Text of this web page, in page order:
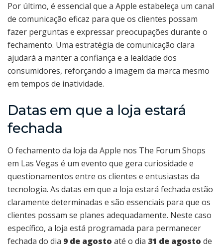
Por último, é essencial que a Apple estabeleça um canal
de comunicação eficaz para que os clientes possam
fazer perguntas e expressar preocupações durante o
fechamento. Uma estratégia de comunicação clara
ajudará a manter a confiança e a lealdade dos
consumidores, reforçando a imagem da marca mesmo
em tempos de inatividade.
Datas em que a loja estará
fechada
O fechamento da loja da Apple nos The Forum Shops
em Las Vegas é um evento que gera curiosidade e
questionamentos entre os clientes e entusiastas da
tecnologia. As datas em que a loja estará fechada estão
claramente determinadas e são essenciais para que os
clientes possam se planes adequadamente. Neste caso
específico, a loja está programada para permanecer
fechada do dia 9 de agosto até o dia 31 de agosto de